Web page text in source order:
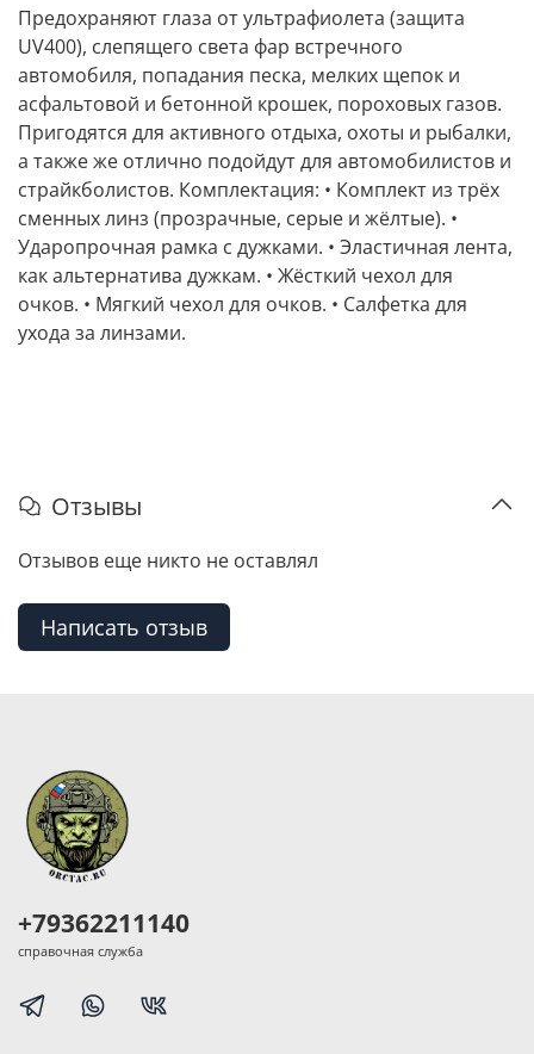
Предохраняют глаза от ультрафиолета (защита
UV400), слепящего света фар встречного
автомобиля, попадания песка, мелких щепок и
асфальтовой и бетонной крошек, пороховых газов.
Пригодятся для активного отдыха, охоты и рыбалки,
а также же отлично подойдут для автомобилистов и
страйкболистов. Комплектация: • Комплект из трёх
сменных линз (прозрачные, серые и жёлтые). •
Ударопрочная рамка с дужками. • Эластичная лента,
как альтернатива дужкам. • Жёсткий чехол для
очков. • Мягкий чехол для очков. • Салфетка для
ухода за линзами.
Отзывы
Отзывов еще никто не оставлял
Написать отзыв
+79362211140
справочная служба